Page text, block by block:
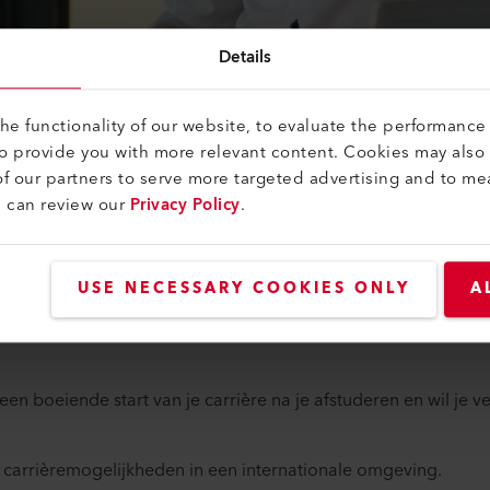
Details
functionality of our website, to evaluate the
provide you with more relevant content. Cookies may
our partners to serve more targeted advertising and to
review ourPrivacy Policy.
USE NECESSARY COOKIES ONLY
of je hebt je studie
productietechniek, logistiek
bij ons aan het juiste adres.
boeiende start van je carrière na je afstuderen en wil je
in een internationale omgeving.